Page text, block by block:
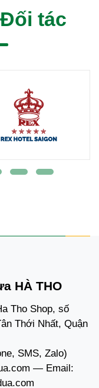
tác
HÀ THO
Tho Shop, số
Thới Nhất, Quận
SMS, Zalo)
— Email: